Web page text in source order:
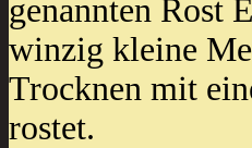
genannten Rost
winzig kleine
Trocknen mit
rostet.